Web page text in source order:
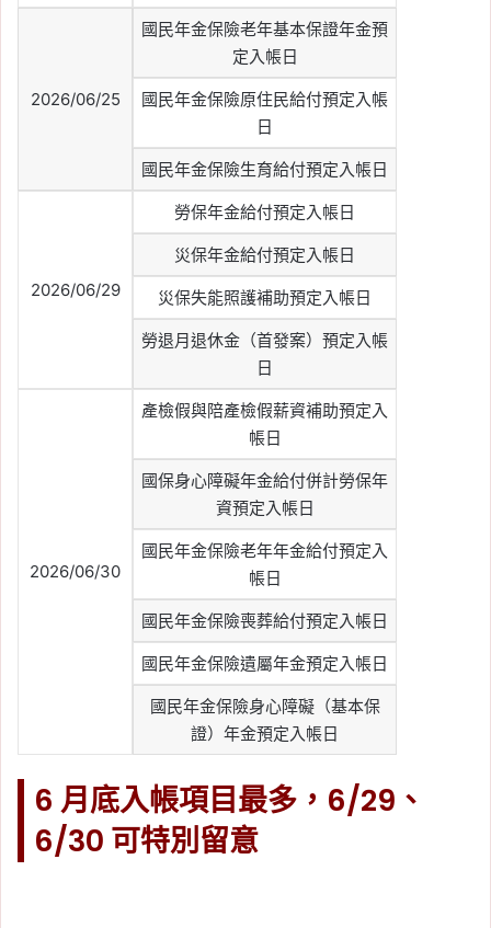
2026/06/25
國民年金保險老年基本保證年金預
定入帳日
國民年金保險原住民給付預定入帳
日
國民年金保險生育給付預定入帳日
2026/06/29
勞保年金給付預定入帳日
災保年金給付預定入帳日
災保失能照護補助預定入帳日
勞退月退休金（首發案）預定入帳
日
2026/06/30
產檢假與陪產檢假薪資補助預定入
帳日
國保身心障礙年金給付併計勞保年
資預定入帳日
國民年金保險老年年金給付預定入
帳日
國民年金保險喪葬給付預定入帳日
國民年金保險遺屬年金預定入帳日
國民年金保險身心障礙（基本保
證）年金預定入帳日
6 月底入帳項目最多，6/29、
6/30 可特別留意